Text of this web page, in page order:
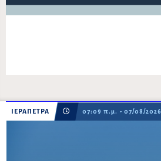
ΙΕΡΑΠΕΤΡΑ 07:09 π.μ. - 07/08/2026